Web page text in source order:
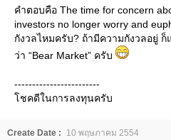
คำตอบคือ The time for concern
investors no longer worry and
กังวลไหมครับ? ถ้ามีความกังวลอยู่ ก็
ว่า “Bear Market” ครับ
------------------------
ชคดีในการลงทุนครับ
Create Date :
10 พฤษภาคม 2554